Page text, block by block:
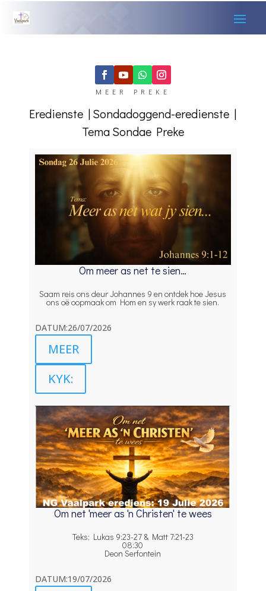
MEER PREKE
Eredienste |Sondadoggend-eredienste |
Tema SondaePreke
Om meer as net te sien…
Saam reis ons deur Johannes 9 en ontdek hoe Jesus
ons oë oopmaak om Hom en sy werk raak te sien.
DATUM:26/07/2026
MEER
KYK:
Om net 'meer as 'n Christen' te wees
Teks; Lukas 9:23-27 & Matt 7:21-23
08:30
Deon Serfontein
DATUM:19/07/2026